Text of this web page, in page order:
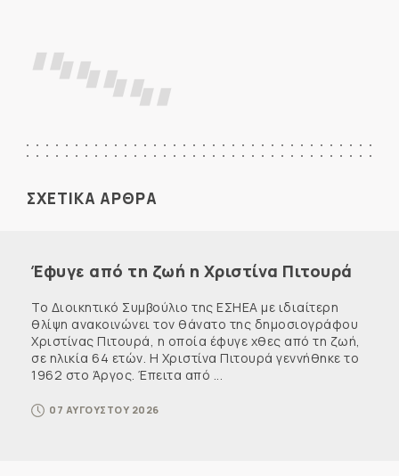
ΣΧΕΤΙΚΑ ΑΡΘΡΑ
Έφυγε από τη ζωή η Χριστίνα Πιτουρά
Το Διοικητικό Συμβούλιο της ΕΣΗΕΑ με ιδιαίτερη
θλίψη ανακοινώνει τον θάνατο της δημοσιογράφου
Χριστίνας Πιτουρά, η οποία έφυγε χθες από τη ζωή,
σε ηλικία 64 ετών. Η Χριστίνα Πιτουρά γεννήθηκε το
1962 στο Άργος. Έπειτα από ...
07 ΑΥΓΟΥΣΤΟΥ 2026